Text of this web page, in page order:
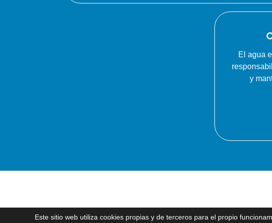
El agua
y
Este sitio web utiliza cookies propias y de terceros para el propio